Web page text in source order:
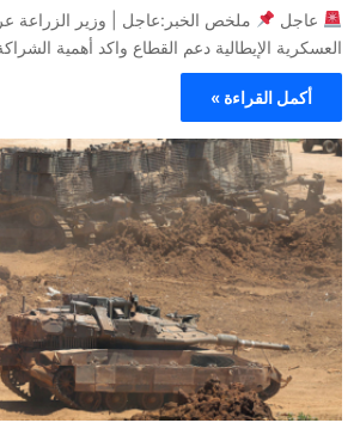
عاجل
ملخص الخبر:عاجل | وزير الزراعة
العسكرية الإيطالية دعم القطاع واكد أهمية
أكمل القراءة »